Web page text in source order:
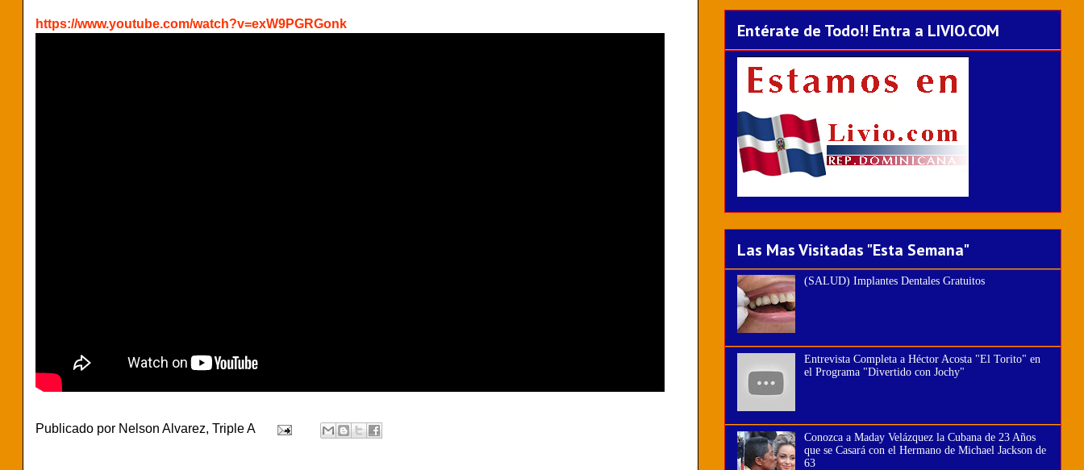
https://www.youtube.com/watch?v=exW9PGRGonk
Publicado por Nelson Alvarez, Triple A
Entérate de Todo!! Entra a LIVIO.COM
Las Mas Visitadas "Esta Semana"
(SALUD) Implantes Dentales Gratuitos
Entrevista Completa a Héctor Acosta "El Torito" en
el Programa "Divertido con Jochy"
Conozca a Maday Velázquez la Cubana de 23 Años
que se Casará con el Hermano de Michael Jackson de
63